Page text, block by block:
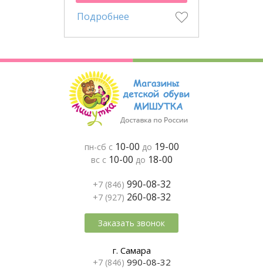
Подробнее
пн-сб с 10-00 до 19-00
вс с 10-00 до 18-00
+7 (846) 990-08-32
+7 (927) 260-08-32
Заказать звонок
г. Самара
+7 (846) 990-08-32